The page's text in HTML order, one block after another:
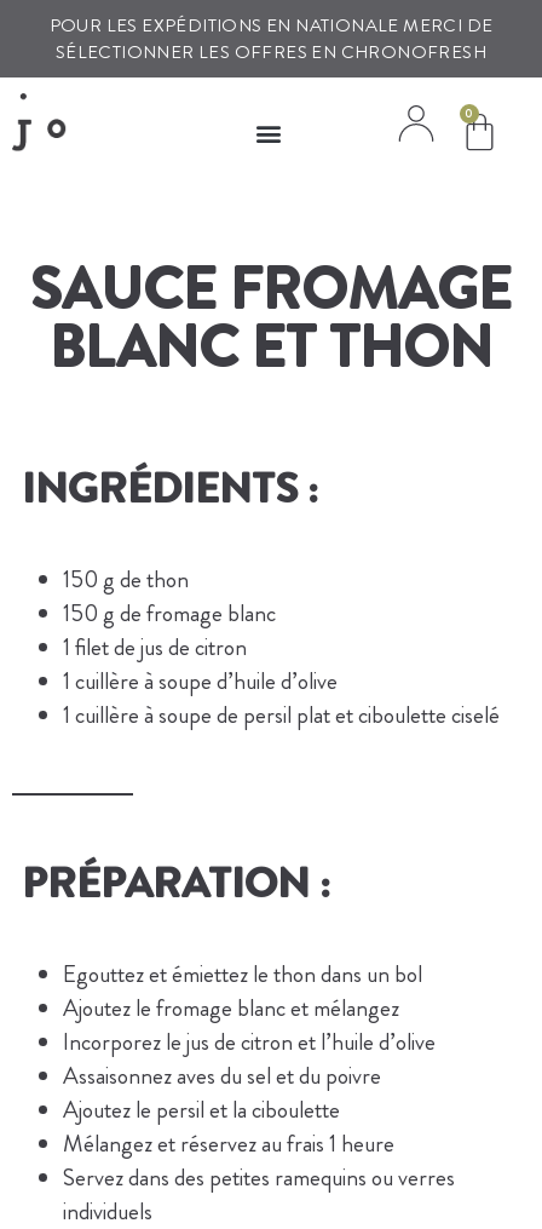
POUR LES EXPÉDITIONS EN NATIONALE MERCI DE
SÉLECTIONNER LES OFFRES EN CHRONOFRESH
0
SAUCE FROMAGE
BLANC ET THON
INGRÉDIENTS :
150 g de thon
150 g de fromage blanc
1 filet de jus de citron
1 cuillère à soupe d’huile d’olive
1 cuillère à soupe de persil plat et ciboulette ciselé
PRÉPARATION :
Egouttez et émiettez le thon dans un bol
Ajoutez le fromage blanc et mélangez
Incorporez le jus de citron et l’huile d’olive
Assaisonnez aves du sel et du poivre
Ajoutez le persil et la ciboulette
Mélangez et réservez au frais 1 heure
Servez dans des petites ramequins ou verres
individuels